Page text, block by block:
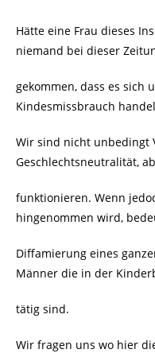
Hätte eine Frau dieses
niemand bei dieser
gekommen, dass es sich
Kindesmissbrauch
Wir sind nicht unbedingt
Geschlechtsneutralität,
funktionieren. Wenn
hingenommen wird,
Diffamierung eines
Männer die in der
tätig sind.
Wir fragen uns wo hier